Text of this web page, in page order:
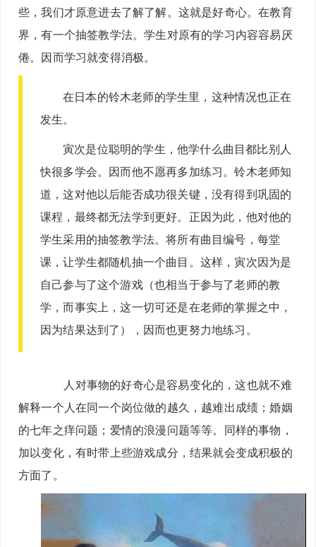
些，我们才原意进去了解了解。这就是好奇心。在教育
界，有一个抽签教学法。学生对原有的学习内容容易厌
倦。因而学习就变得消极。
在日本的铃木老师的学生里，这种情况也正在
发生。
寅次是位聪明的学生，他学什么曲目都比别人
快很多学会。因而他不愿再多加练习。铃木老师知
道，这对他以后能否成功很关键，没有得到巩固的
课程，最终都无法学到更好。正因为此，他对他的
学生采用的抽签教学法。将所有曲目编号，每堂
课，让学生都随机抽一个曲目。这样，寅次因为是
自己参与了这个游戏（也相当于参与了老师的教
学，而事实上，这一切可还是在老师的掌握之中，
因为结果达到了），因而也更努力地练习。
人对事物的好奇心是容易变化的，这也就不难
解释一个人在同一个岗位做的越久，越难出成绩；婚姻
的七年之痒问题；爱情的浪漫问题等等。同样的事物，
加以变化，有时带上些游戏成分，结果就会变成积极的
方面了。